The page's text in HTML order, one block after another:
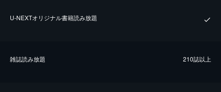
U-NEXTオリジナル書籍読み放題
雑誌読み放題 210誌以上